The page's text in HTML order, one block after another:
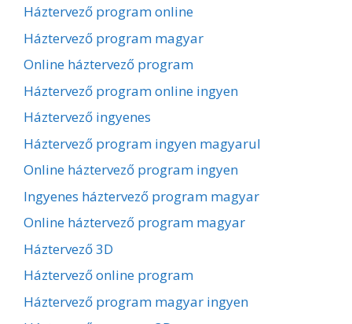
Háztervező program online
Háztervező program magyar
Online háztervező program
Háztervező program online ingyen
Háztervező ingyenes
Háztervező program ingyen magyarul
Online háztervező program ingyen
Ingyenes háztervező program magyar
Online háztervező program magyar
Háztervező 3D
Háztervező online program
Háztervező program magyar ingyen